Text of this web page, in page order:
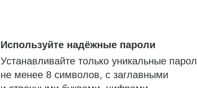
Используйте надёжные пароли
Устанавливайте только уникальные
не менее 8 символов, с заглавными